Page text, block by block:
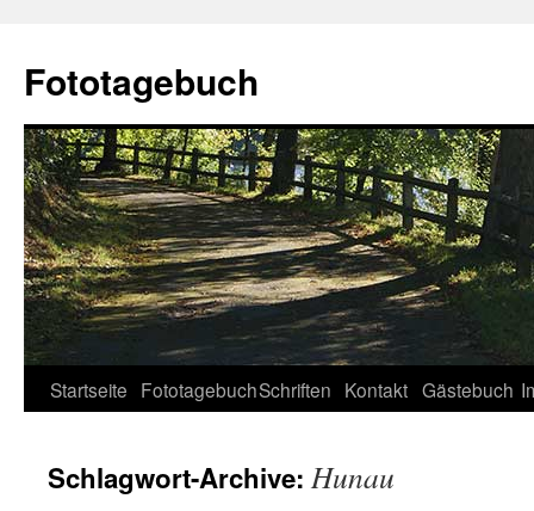
Fototagebuch
Startseite FototagebuchSchriften Kontakt Gästebuch
Schlagwort-Archive: Hunau